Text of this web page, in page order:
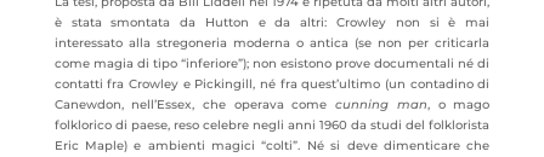
è stata smontata da Hutton e da altri: Crowley non si è mai
interessato alla stregoneria moderna o antica (se non per criticarla
come magia di tipo “inferiore”); non esistono prove documentali né di
contatti fra Crowley e Pickingill, né fra quest’ultimo (un contadino di
Canewdon, nell’Essex, che operava comecunning man, o mago
folklorico di paese, reso celebre negli anni 1960 da studi del folklorista
Eric Maple) e ambienti magici “colti”. Né si deve dimenticare che